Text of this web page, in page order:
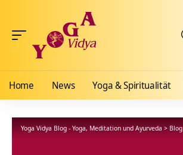
Home News Yoga & Spiritualität
Yoga Vidya Blog - Yoga, Meditation und Ayurveda > Blog